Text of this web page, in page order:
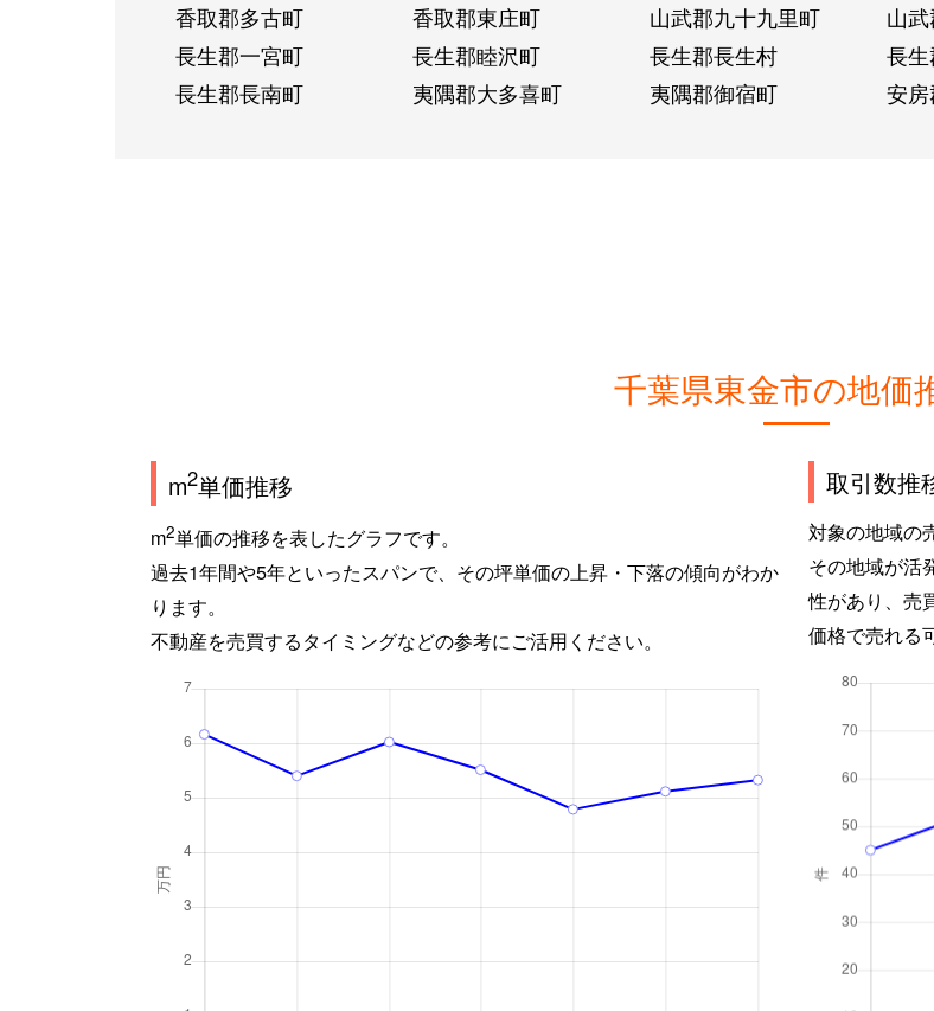
香取郡多古町
香取郡東庄町 山武郡九十九里町 山
長生郡一宮町
長生郡睦沢町 長生郡長生村 長
長生郡長南町
夷隅郡大多喜町 夷隅郡御宿町 安
千葉県東金市の地価
m2単価推移
m2単価の推移を表したグラフです。
過去1年間や5年といったスパンで、その坪単価の上昇・下落の傾向がわか
ります。
不動産を売買するタイミングなどの参考にご活用ください。
取引数推
対象の地域の
その地域が活
性があり、売
価格で売れる